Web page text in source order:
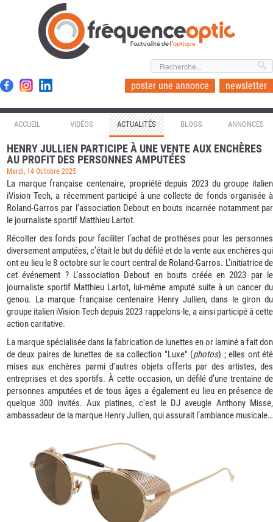
l'actualité de l'optique
poster une annonce newsletter
ACCUEIL VIDÉOS ACTUALITÉS BLOGS ANNONCES
HENRY JULLIEN PARTICIPE À UNE VENTE AUX ENCHÈRES
AU PROFIT DES PERSONNES AMPUTÉES
Mardi, 14 Octobre 2025
La marque française centenaire, propriété depuis 2023 du groupe italien
iVision Tech, a récemment participé à une collecte de fonds organisée à
Roland-Garros par l’association Debout en bouts incarnée notamment par
le journaliste sportif Matthieu Lartot.
Récolter des fonds pour faciliter l’achat de prothèses pour les personnes
diversement amputées, c’était le but du défilé et de la vente aux enchères qui
ont eu lieu le 8 octobre sur le court central de Roland-Garros. L’initiatrice de
cet événement ? L’association Debout en bouts créée en 2023 par le
journaliste sportif Matthieu Lartot, lui-même amputé suite à un cancer du
genou. La marque française centenaire Henry Jullien, dans le giron du
groupe italien iVision Tech depuis 2023 rappelons-le, a ainsi participé à cette
action caritative.
La marque spécialisée dans la fabrication de lunettes en or laminé a fait don
de deux paires de lunettes de sa collection "Luxe" (photos) ; elles ont été
mises aux enchères parmi d'autres objets offerts par des artistes, des
entreprises et des sportifs. À cette occasion, un défilé d’une trentaine de
personnes amputées et de tous âges a également eu lieu en présence de
quelque 300 invités. Aux platines, c'est le DJ aveugle Anthony Misse,
ambassadeur de la marque Henry Jullien, qui assurait l’ambiance musicale…